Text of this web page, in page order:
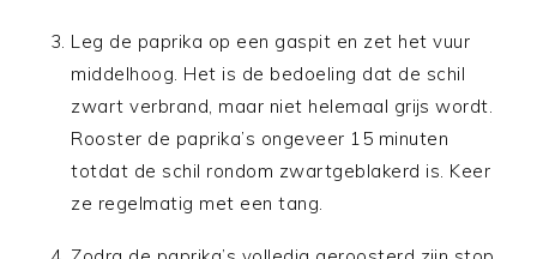
Leg de paprika op een gaspit en zet het vuur
middelhoog. Het is de bedoeling dat de schil
zwart verbrand, maar niet helemaal grijs wordt.
Rooster de paprika’s ongeveer 15 minuten
totdat de schil rondom zwartgeblakerd is. Keer
ze regelmatig met een tang.